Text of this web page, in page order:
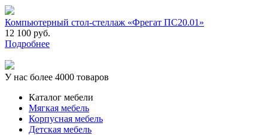
Компьютерный стол-стеллаж «Фрегат ПC20.01»
12 100 руб.
Подробнее
У нас более 4000 товаров
Каталог мебели
Мягкая мебель
Корпусная мебель
Детская мебель